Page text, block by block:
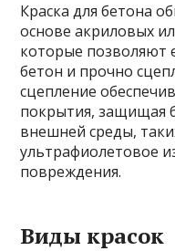
Краска для бетона
основе акриловых
которые позволяют
бетон и прочно
сцепление
покрытия, защищая
внешней среды,
ультрафиолетовое
повреждения.
Виды красок